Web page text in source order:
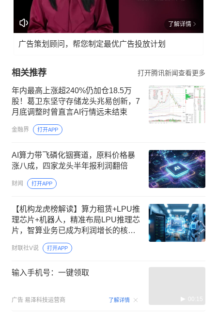
了解详情
广告策划顾问，帮您制定最优广告投放计划
相关推荐 打开腾讯新闻查看更多
年内最高上涨超240%仍加仓18.5万
股！葛卫东坚守存储龙头兆易创新，7
月底调整时曾直言AI行情远未结束
金融界 打开APP
AI算力带飞磷化铟赛道，原料价格暴
涨八成，四家龙头半年报利润翻倍
财闻 打开APP
【机构龙虎榜解读】算力租赁+LPU推
理芯片+机器人，精准布局LPU推理芯
片，智算业务已成为利润增长的核心
来源，成为智元首批“A链”供应商，在
机器人“大小脑”控制器领域已有客户订
财联社V说 打开APP
输入手机号：一键领取
广告 易泽科技运营商 了解详情 00:15